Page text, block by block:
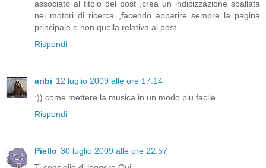
associato al titolo del post ,crea un indicizzazione sballata
nei motori di ricerca ,facendo apparire sempre la pagina
principale e non quella relativa ai post
Rispondi
aribi 12 luglio 2009 alle ore 17:14
:)) come mettere la musica in un modo piu facile
Rispondi
Piello 30 luglio 2009 alle ore 22:57